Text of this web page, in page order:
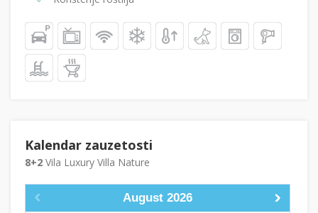
Kalendar zauzetosti
8+2 Vila Luxury Villa Nature
August 2026